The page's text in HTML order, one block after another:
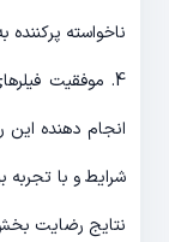
ناخواسته
4. موفقیت
انجام دهنده
شرایط و با
نتایج رضایت